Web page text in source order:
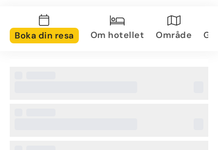
Boka din resa Om hotellet Område